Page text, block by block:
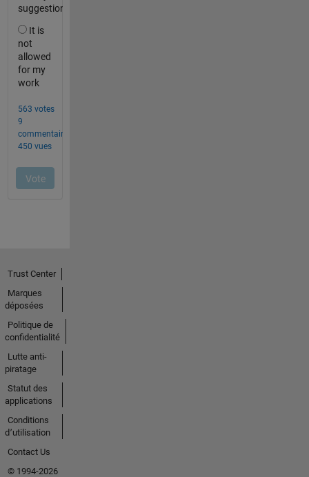
Trust Center
Marques
déposées
Politique de
confidentialité
Lutte anti-
piratage
Statut des
applications
Conditions
d՚utilisation
Contact Us
© 1994-2026